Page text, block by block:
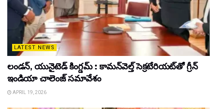
LATEST NEWS
లండన్, యునైటెడ్ కింగ్డమ్ : కామన్‌వెల్త్ సెక్రటేరియట్‌తో గ్రీన్
ఇండియా చాలెంజ్ సమావేశం
APRIL 19, 2026